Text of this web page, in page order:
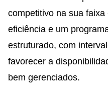
competitivo na sua
eficiência e um
estruturado, com
favorecer a
bem gerenciados.